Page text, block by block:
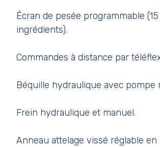
Écran de pesée programmable
ingrédients).
Commandes à distance par
Béquille hydraulique avec pompe
Frein hydraulique et manuel.
Anneau attelage vissé réglable en